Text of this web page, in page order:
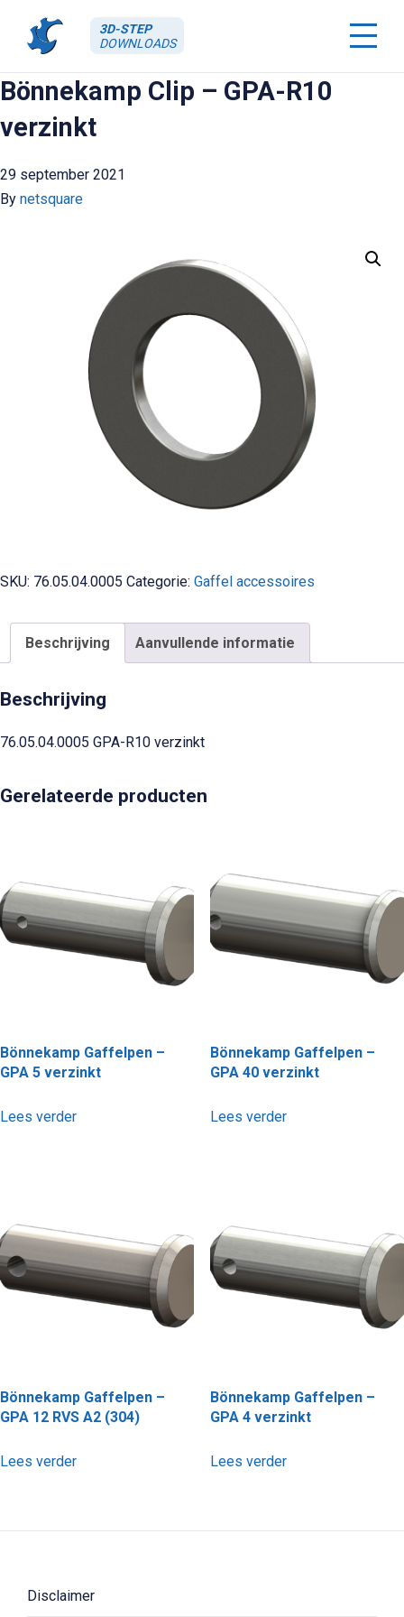
3D-STEP
DOWNLOADS
Bönnekamp Clip – GPA-R10
verzinkt
29 september 2021
By netsquare
SKU: 76.05.04.0005 Categorie: Gaffel accessoires
Beschrijving Aanvullende informatie
Beschrijving
76.05.04.0005 GPA-R10 verzinkt
Gerelateerde producten
Bönnekamp Gaffelpen –
GPA 5 verzinkt
Lees verder
Bönnekamp Gaffelpen –
GPA 40 verzinkt
Lees verder
Bönnekamp Gaffelpen –
GPA 12 RVS A2 (304)
Lees verder
Bönnekamp Gaffelpen –
GPA 4 verzinkt
Lees verder
Disclaimer